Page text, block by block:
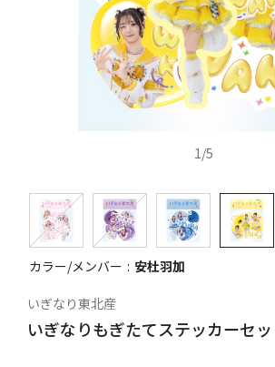
1/5
カラー/メンバー 安杜羽加
いぎなり東北産
いぎなりもぎたてステッカーセッ